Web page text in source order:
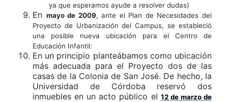
ya que esperamos ayude a resolver dudas)
En mayo de 2009, ante el Plan de Necesidades del
Proyecto de Urbanización del Campus, se estableció
una posible nueva ubicación para el Centro de
Educación Infantil:
En un principio planteábamos como ubicación
más adecuada para el Proyecto dos de las
casas de la Colonia de San José. De hecho, la
Universidad de Córdoba reservó dos
inmuebles en un acto público el 12 de marzo de